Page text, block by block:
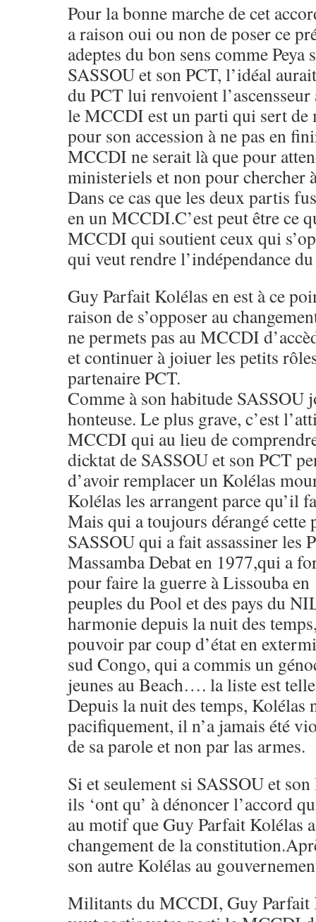
Pour la bonne marche de cet
a raison oui ou non de poser ce
adeptes du bon sens comme Peya
SASSOU et son PCT, l’idéal
du PCT lui renvoient
le MCCDI est un parti qui sert de
pour son accession à ne pas en
MCCDI ne serait là que pour
ministeriels et non pour chercher
Dans ce cas que les deux partis
en un MCCDI.C’est peut être ce
MCCDI qui soutient ceux qui
qui veut rendre l’indépendance
Guy Parfait Kolélas en est à ce
raison de s’opposer au
ne permets pas au MCCDI
et continuer à joiuer les petits
partenaire PCT.
Comme à son habitude SASSOU
honteuse. Le plus grave, c’est
MCCDI qui au lieu de
dicktat de SASSOU et son PCT
d’avoir remplacer un Kolélas
Kolélas les arrangent parce qu’il
Mais qui a toujours dérangé cette
SASSOU qui a fait assassiner les
Massamba Debat en 1977,qui a
pour faire la guerre à Lissouba
peuples du Pool et des pays du
harmonie depuis la nuit des
pouvoir par coup d’état en
sud Congo, qui a commis un
jeunes au Beach…. la liste est
Depuis la nuit des temps, Kolélas
pacifiquement, il n’a jamais été
de sa parole et non par las armes.
Si et seulement si SASSOU et
ils ‘ont qu’ à dénoncer l’accord
au motif que Guy Parfait Kolélas
changement de la
son autre Kolélas au
Militants du MCCDI, Guy Parfait